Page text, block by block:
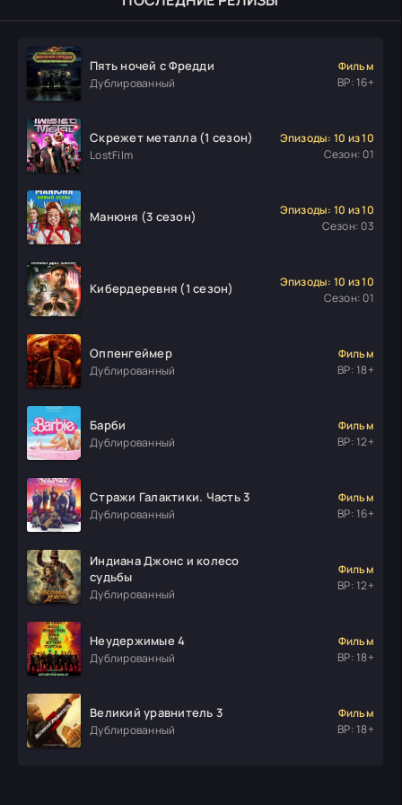
Пять ночей с Фредди
Дублированный
Фильм
ВР: 16+
Скрежет металла (1 сезон)
LostFilm
Эпизоды: 10 из 10
Сезон: 01
Манюня (3 сезон)
Эпизоды: 10 из 10
Сезон: 03
Кибердеревня (1 сезон)
Эпизоды: 10 из 10
Сезон: 01
Оппенгеймер
Дублированный
Фильм
ВР: 18+
Барби
Дублированный
Фильм
ВР: 12+
Стражи Галактики. Часть 3
Дублированный
Фильм
ВР: 16+
Индиана Джонс и колесо
судьбы
Дублированный
Фильм
ВР: 12+
Неудержимые 4
Дублированный
Фильм
ВР: 18+
Великий уравнитель 3
Дублированный
Фильм
ВР: 18+